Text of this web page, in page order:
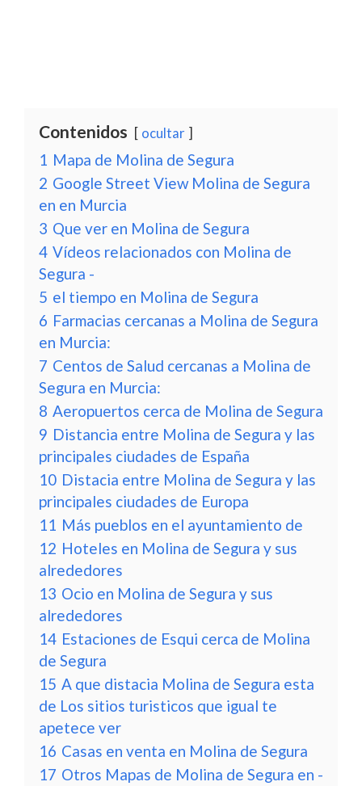
Contenidos ocultar
1 Mapa de Molina de Segura
2 Google Street View Molina de Segura
en en Murcia
3 Que ver en Molina de Segura
4 Vídeos relacionados con Molina de
Segura -
5 el tiempo en Molina de Segura
6 Farmacias cercanas a Molina de Segura
en Murcia:
7 Centos de Salud cercanas a Molina de
Segura en Murcia:
8 Aeropuertos cerca de Molina de Segura
9 Distancia entre Molina de Segura y las
principales ciudades de España
10 Distacia entre Molina de Segura y las
principales ciudades de Europa
11 Más pueblos en el ayuntamiento de
12 Hoteles en Molina de Segura y sus
alrededores
13 Ocio en Molina de Segura y sus
alrededores
14 Estaciones de Esqui cerca de Molina
de Segura
15 A que distacia Molina de Segura esta
de Los sitios turisticos que igual te
apetece ver
16 Casas en venta en Molina de Segura
17 Otros Mapas de Molina de Segura en -